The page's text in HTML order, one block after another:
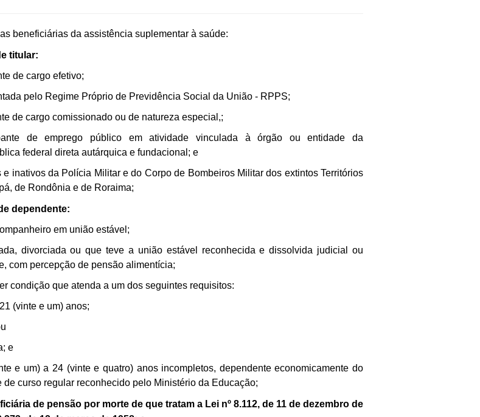
beneficiárias da assistência suplementar à saúde:
titular:
de cargo efetivo;
pelo Regime Próprio de Previdência Social da União - RPPS;
de cargo comissionado ou de natureza especial,;
de emprego público em atividade vinculada à órgão ou entidade da
federal direta autárquica e fundacional; e
e inativos da Polícia Militar e do Corpo de Bombeiros Militar dos extintos Territórios
de Rondônia e de Roraima;
dependente:
em união estável;
divorciada ou que teve a união estável reconhecida e dissolvida judicial ou
com percepção de pensão alimentícia;
condição que atenda a um dos seguintes requisitos:
(vinte e um) anos;
e
e um) a 24 (vinte e quatro) anos incompletos, dependente economicamente do
de curso regular reconhecido pelo Ministério da Educação;
de pensão por morte de que tratam a Lei nº 8.112, de 11 de dezembro de